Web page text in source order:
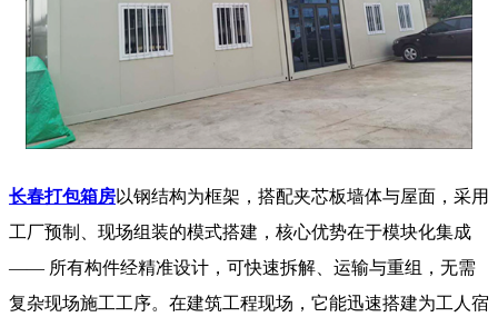
长春打包箱房以钢结构为框架，搭配夹芯板墙体与屋面，采用
工厂预制、现场组装的模式搭建，核心优势在于模块化集成
—— 所有构件经精准设计，可快速拆解、运输与重组，无需
复杂现场施工工序。在建筑工程现场，它能迅速搭建为工人宿